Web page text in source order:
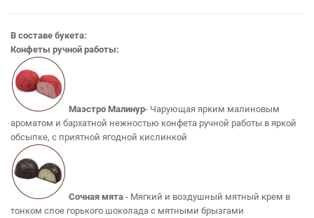
В составе букета:
Конфеты ручной работы:
Маэстро Малинур- Чарующая ярким малиновым
ароматом и бархатной нежностью конфета ручной работы в яркой
обсыпке, с приятной ягодной кислинкой
Сочная мята- Мягкий и воздушный мятный крем в
тонком слое горького шоколада с мятными брызгами